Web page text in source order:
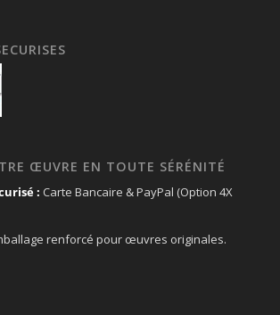
ŒUVRE EN TOUTE SÉRÉNITÉ
: Carte Bancaire & PayPal (Option 4X
renforcé pour œuvres originales.